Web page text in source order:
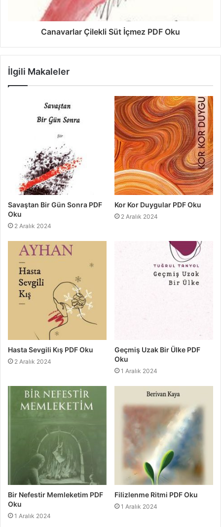
Canavarlar Çilekli Süt İçmez PDF Oku
İlgili Makaleler
Savaştan Bir Gün Sonra PDF
Oku
2 Aralık 2024
Kor Kor Duygular PDF Oku
2 Aralık 2024
Hasta Sevgili Kış PDF Oku
2 Aralık 2024
Geçmiş Uzak Bir Ülke PDF
Oku
1 Aralık 2024
Bir Nefestir Memleketim PDF
Oku
1 Aralık 2024
Filizlenme Ritmi PDF Oku
1 Aralık 2024